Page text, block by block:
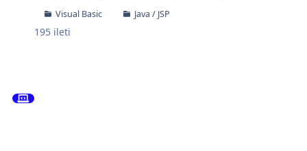
Visual Basic
Java / JSP
195 ileti